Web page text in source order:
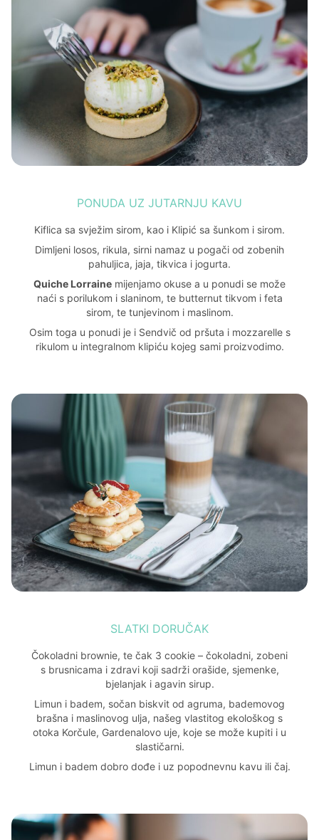
PONUDA UZ JUTARNJU KAVU
Kiflica sa svježim sirom, kao i Klipić sa šunkom i sirom.
Dimljeni losos, rikula, sirni namaz u pogači od zobenih
pahuljica, jaja, tikvica i jogurta.
Quiche Lorraine mijenjamo okuse a u ponudi se može
naći s porilukom i slaninom, te butternut tikvom i feta
sirom, te tunjevinom i maslinom.
Osim toga u ponudi je i Sendvič od pršuta i mozzarelle s
rikulom u integralnom klipiću kojeg sami proizvodimo.
SLATKI DORUČAK
Čokoladni brownie, te čak 3 cookie – čokoladni, zobeni
s brusnicama i zdravi koji sadrži orašide, sjemenke,
bjelanjak i agavin sirup.
Limun i badem, sočan biskvit od agruma, bademovog
brašna i maslinovog ulja, našeg vlastitog ekološkog s
otoka Korčule, Gardenalovo uje, koje se može kupiti i u
slastičarni.
Limun i badem dobro dođe i uz popodnevnu kavu ili čaj.